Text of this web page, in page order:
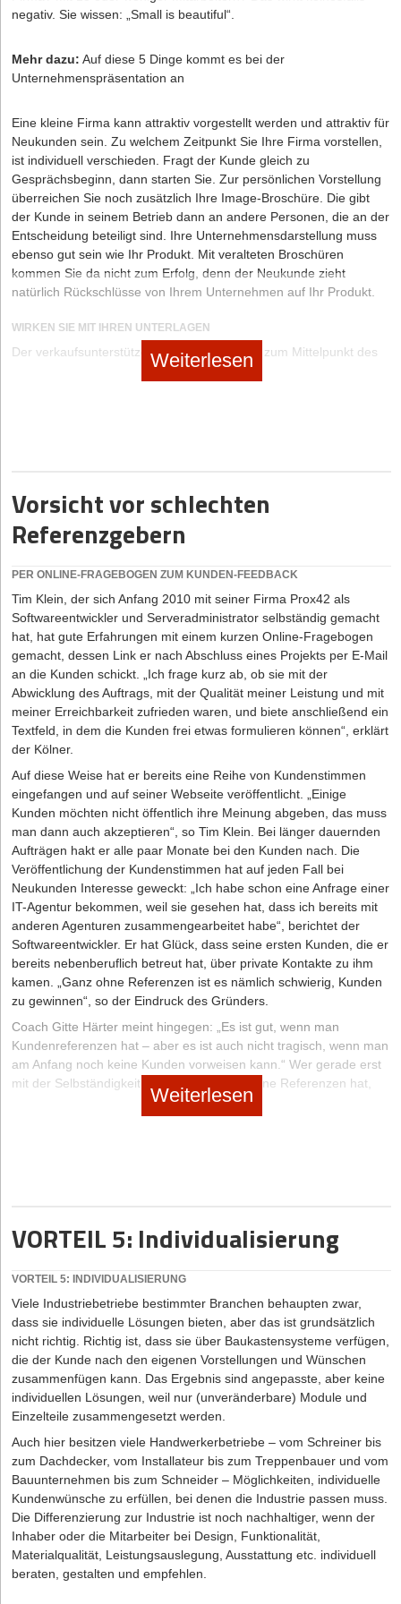
Hat Ihnen der Artikel gefallen?
eintragen
Diese Artikel könnten Sie auch interessieren:
sponsored / 07.07.2026|Wettbewerbe & Initiativen & Studien
ScaleUp Alliance EFH: Gemeinsam die Sanierung im
Einfamilienhausmarkt skalieren
18.05.2026|Strategien
Direct-to-Consumer (D2C) im Lebensmittelhandel:
13.05.2026| Branding
Was macht das „perfekte Give-away“ auf einer
Messe aus?
negativ. Sie wissen: „Small is beautiful“.
Mehr dazu: Auf diese 5 Dinge kommt es bei der
Unternehmenspräsentation an
Eine kleine Firma kann attraktiv vorgestellt werden und attraktiv für
Neukunden sein. Zu welchem Zeitpunkt Sie Ihre Firma vorstellen,
ist individuell verschieden. Fragt der Kunde gleich zu
Gesprächsbeginn, dann starten Sie. Zur persönlichen Vorstellung
überreichen Sie noch zusätzlich Ihre Image-Broschüre. Die gibt
der Kunde in seinem Betrieb dann an andere Personen, die an der
Entscheidung beteiligt sind. Ihre Unternehmensdarstellung muss
ebenso gut sein wie Ihr Produkt. Mit veralteten Broschüren
kommen Sie da nicht zum Erfolg, denn der Neukunde zieht
natürlich Rückschlüsse von Ihrem Unternehmen auf Ihr Produkt.
WIRKEN SIE MIT IHREN UNTERLAGEN
Der verkaufsunterstützende Katalog wird oft zum Mittelpunkt des
Verkaufsgesprächs. Er muss im richtigen Moment auf den Tisch,
Abgegriffene Taschen mit abgenutzten Ecken wirken sofort
Freude und gutem Gewissen in die Hand nehmen? Kontrollieren
Ihnen selbst gefallen, sondern auch den Kunden. Zu einem
großen, erfolgreichen Unternehmen gehört der Koffer mit
eingedrucktem Firmenlogo und evtl. in der Hausfarbe des
Betriebes. Bedenken Sie: Die meisten Kunden nehmen Ihre
Tasche ganz bewusst wahr.
Achten Sie auf Sauberkeit und lassen Sie von Ihrem letzten
Besuch nichts zum Vorschein kommen. Lassen Sie beim
Schreiben den Block in der Mappe. Das macht einen kompletten
Eindruck. Wenn Sie Ihre Tasche oder den Koffer öffnen, schaut der
Kunde mit hinein. Billige Boulevard-Zeitungen dürfen jetzt nicht
zum Vorschein kommen. Ziehen Sie anspruchsvolle
Wirtschaftszeitungen vor. Verzichten Sie auf Aufkleber auf der
Mappe. Selbstverständlich nehmen Sie Mappe oder Koffer immer
in die linke Hand. So bleibt die rechte Hand „trocken“ und kann bei
Begrüßung und Verabschieden dem Kunden angeboten werden.
BEHALTEN SIE DIE REGIE
Legen Sie nicht gleich zu Beginn alle Ihre Unterlagen aus der
Tasche auf den Tisch. Ihr Kunde würde sich dann visuell gleich auf
die Unterlagen „stürzen“. Es ist viel besser, wenn Sie sich erst
einmal auf den Kunden konzentrieren und sich selbst nicht gleich
mit dem eifrigen Hervorholen von Preislisten und Prospekten
befassen. Was Sie im Gespräch notieren, machen Sie für den
Kunden transparent. Wenn Sie nebeneinander sitzen, kann der
Kunde gleich sehen, was Sie festhalten. Deswegen ist es immer
besser, wenn Sie neben dem Kunden sitzen und nicht gegenüber.
Weiterlesen
Vorsicht vor schlechten
Referenzgebern
PER ONLINE-FRAGEBOGEN ZUM KUNDEN-FEEDBACK
Tim Klein, der sich Anfang 2010 mit seiner Firma Prox42 als
Softwareentwickler und Serveradministrator selbständig gemacht
hat, hat gute Erfahrungen mit einem kurzen Online-Fragebogen
gemacht, dessen Link er nach Abschluss eines Projekts per E-Mail
an die Kunden schickt. „Ich frage kurz ab, ob sie mit der
Abwicklung des Auftrags, mit der Qualität meiner Leistung und mit
meiner Erreichbarkeit zufrieden waren, und biete anschließend ein
Textfeld, in dem die Kunden frei etwas formulieren können“, erklärt
der Kölner.
Auf diese Weise hat er bereits eine Reihe von Kundenstimmen
eingefangen und auf seiner Webseite veröffentlicht. „Einige
Kunden möchten nicht öffentlich ihre Meinung abgeben, das muss
man dann auch akzeptieren“, so Tim Klein. Bei länger dauernden
Aufträgen hakt er alle paar Monate bei den Kunden nach. Die
Veröffentlichung der Kundenstimmen hat auf jeden Fall bei
Neukunden Interesse geweckt: „Ich habe schon eine Anfrage einer
IT-Agentur bekommen, weil sie gesehen hat, dass ich bereits mit
anderen Agenturen zusammengearbeitet habe“, berichtet der
Softwareentwickler. Er hat Glück, dass seine ersten Kunden, die er
bereits nebenberuflich betreut hat, über private Kontakte zu ihm
kamen. „Ganz ohne Referenzen ist es nämlich schwierig, Kunden
zu gewinnen“, so der Eindruck des Gründers.
Coach Gitte Härter meint hingegen: „Es ist gut, wenn man
Kundenreferenzen hat – aber es ist auch nicht tragisch, wenn man
am Anfang noch keine Kunden vorweisen kann.“ Wer gerade erst
mit der Selbständigkeit beginnt und noch keine Referenzen hat,
sollte stattdessen mit einem guten Unternehmensauftritt punkten.
Sein Licht nicht unter den Scheffel stellen und sich kompetent
VORSICHT VOR SCHLECHTEN ODER UNPASSENDEN
REFERENZGEBERN
präsentieren will. Ein Beispiel für eine schlechte Referenz ist etwa
die vom Profi gestaltete Webseite – die der Kunde anschließend
eigenmächtig verändert hat, bis vom eigentlichen Design und
Inhalt nicht mehr viel übrig war. Wer solch eine unschöne Webseite
als Referenz angibt, schadet seinem Unternehmen mehr, als dass
ihm die Referenz helfen würde.
stecken: Angenommen, ein Gründer möchte sich auf eine
bestimmte Branche spezialisieren. Der Zufall will es allerdings,
dass seine ersten Kunden aus ganz anderen Branchen kommen.
Dann wäre es fatal, diese Kunden als Referenz zu nennen.
Stattdessen sollte der Gründer weiter in seiner Wunschbranche
akquirieren, bis er jemanden gefunden hat, der sich als „richtige“
Referenz eignet.
Ebenso verhält es sich mit Kunden, die in Branchen mit einem
Weiterlesen
VORTEIL 5: Individualisierung
VORTEIL 5: INDIVIDUALISIERUNG
Viele Industriebetriebe bestimmter Branchen behaupten zwar,
dass sie individuelle Lösungen bieten, aber das ist grundsätzlich
nicht richtig. Richtig ist, dass sie über Baukastensysteme verfügen,
die der Kunde nach den eigenen Vorstellungen und Wünschen
zusammenfügen kann. Das Ergebnis sind angepasste, aber keine
individuellen Lösungen, weil nur (unveränderbare) Module und
Einzelteile zusammengesetzt werden.
Auch hier besitzen viele Handwerkerbetriebe – vom Schreiner bis
zum Dachdecker, vom Installateur bis zum Treppenbauer und vom
Bauunternehmen bis zum Schneider – Möglichkeiten, individuelle
Kundenwünsche zu erfüllen, bei denen die Industrie passen muss.
Die Differenzierung zur Industrie ist noch nachhaltiger, wenn der
Inhaber oder die Mitarbeiter bei Design, Funktionalität,
Materialqualität, Leistungsauslegung, Ausstattung etc. individuell
beraten, gestalten und empfehlen.